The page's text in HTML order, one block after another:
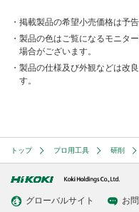
掲載製品の希望小売価格は予
製品の色はご覧になるモニタ
場合がございます。
製品の仕様及び外観などは改
す。
トップ プロ用工具 研削
グローバルサイト お